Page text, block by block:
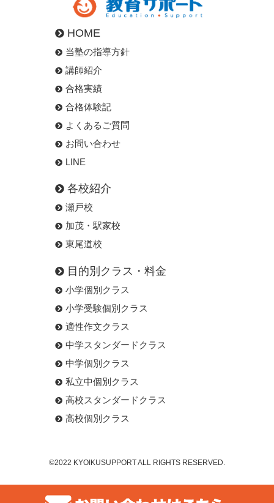
HOME
当塾の指導方針
講師紹介
合格実績
合格体験記
よくあるご質問
お問い合わせ
LINE
各校紹介
瀬戸校
加茂・駅家校
東尾道校
目的別クラス・料金
小学個別クラス
小学受験個別クラス
適性作文クラス
中学スタンダードクラス
中学個別クラス
私立中個別クラス
高校スタンダードクラス
高校個別クラス
©2022 KYOIKUSUPPORT ALL RIGHTS RESERVED.